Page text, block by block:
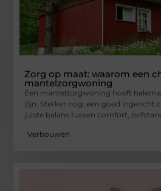
Zorg op maat: waarom een
mantelzorgwoning
Een mantelzorgwoning hoeft
zijn. Sterker nog: een goed ingericht
juiste balans tussen comfort,
Verbouwen